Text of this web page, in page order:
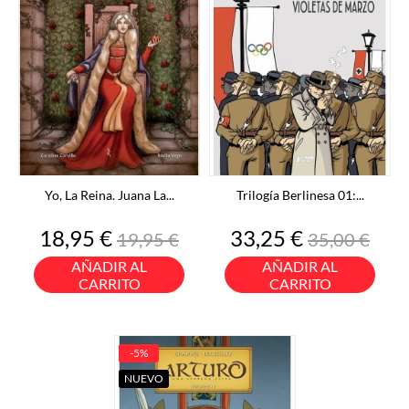
Yo, La Reina. Juana La...
Precio
18,95 €Precio
base
19,95 €
AÑADIR AL
CARRITO
Trilogía Berlinesa 01:...
Precio
33,25 €Precio
base
35,00 €
AÑADIR AL
CARRITO
-5%
NUEVO